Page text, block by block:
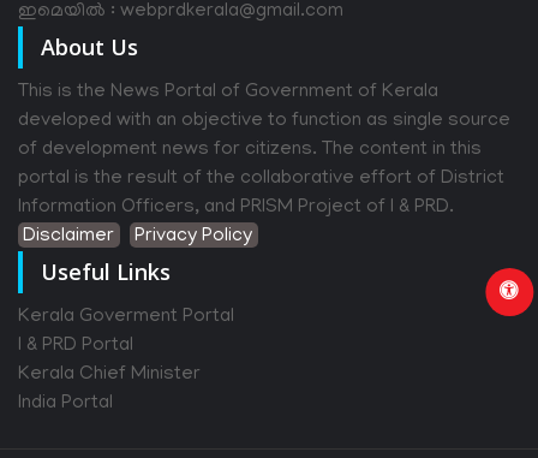
ഇമെയിൽ : webprdkerala@gmail.com
About Us
This is the News Portal of Government of Kerala
developed with an objective to function as single source
of development news for citizens. The content in this
portal is the result of the collaborative effort of District
Information Officers, and PRISM Project of I & PRD.
Disclaimer
Privacy Policy
Useful Links
Kerala Goverment Portal
I & PRD Portal
Kerala Chief Minister
India Portal